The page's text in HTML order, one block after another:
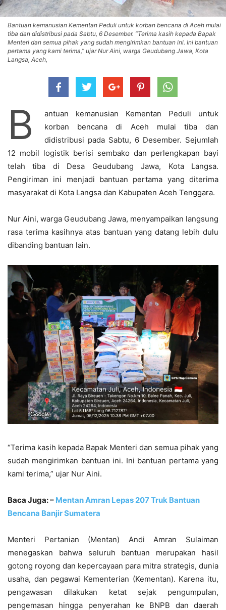
Bantuan kemanusian Kementan Peduli untuk korban bencana di Aceh mulai
tiba dan didistribusi pada Sabtu, 6 Desember. “Terima kasih kepada Bapak
Menteri dan semua pihak yang sudah mengirimkan bantuan ini. Ini bantuan
pertama yang kami terima,” ujar Nur Aini, warga Geudubang Jawa, Kota
Langsa, Aceh,
B
antuan kemanusian Kementan Peduli untuk
korban bencana di Aceh mulai tiba dan
didistribusi pada Sabtu, 6 Desember. Sejumlah
12 mobil logistik berisi sembako dan perlengkapan bayi
telah tiba di Desa Geudubang Jawa, Kota Langsa.
Pengiriman ini menjadi bantuan pertama yang diterima
masyarakat di Kota Langsa dan Kabupaten Aceh Tenggara.
Nur Aini, warga Geudubang Jawa, menyampaikan langsung
rasa terima kasihnya atas bantuan yang datang lebih dulu
dibanding bantuan lain.
“Terima kasih kepada Bapak Menteri dan semua pihak yang
sudah mengirimkan bantuan ini. Ini bantuan pertama yang
kami terima,” ujar Nur Aini.
Baca Juga: – Mentan Amran Lepas 207 Truk Bantuan
Bencana Banjir Sumatera
Menteri Pertanian (Mentan) Andi Amran Sulaiman
menegaskan bahwa seluruh bantuan merupakan hasil
gotong royong dan kepercayaan para mitra strategis, dunia
usaha, dan pegawai Kementerian (Kementan). Karena itu,
pengawasan dilakukan ketat sejak pengumpulan,
pengemasan hingga penyerahan ke BNPB dan daerah